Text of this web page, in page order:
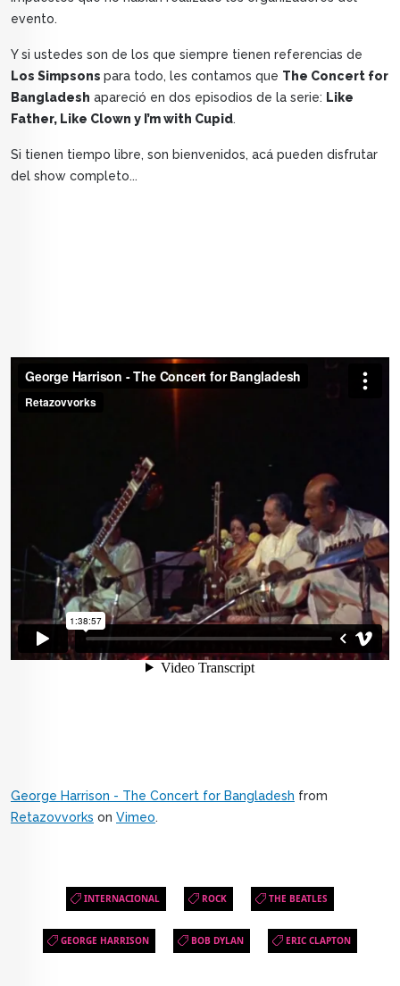
evento.
Y si ustedes son de los que siempre tienen referencias de
Los Simpsons para todo, les contamos que The Concert for
Bangladesh apareció en dos episodios de la serie: Like
Father, Like Clown y I’m with Cupid.
Si tienen tiempo libre, son bienvenidos, acá pueden disfrutar
del show completo...
George Harrison - The Concert for Bangladesh from
Retazovvorks on Vimeo.
INTERNACIONAL ROCK THE BEATLES
GEORGE HARRISON BOB DYLAN ERIC CLAPTON